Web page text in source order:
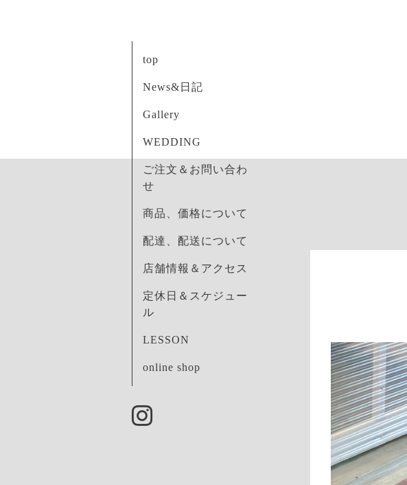
top
News&日記
Gallery
WEDDING
ご注文＆お問い合わ
せ
商品、価格について
配達、配送について
店舗情報＆アクセス
定休日＆スケジュー
ル
LESSON
online shop